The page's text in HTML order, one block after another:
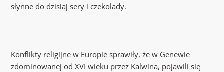
słynne do dzisiaj sery i czekolady.
Konflikty religijne w Europie sprawiły, że w Genewie
zdominowanej od XVI wieku przez Kalwina, pojawili się